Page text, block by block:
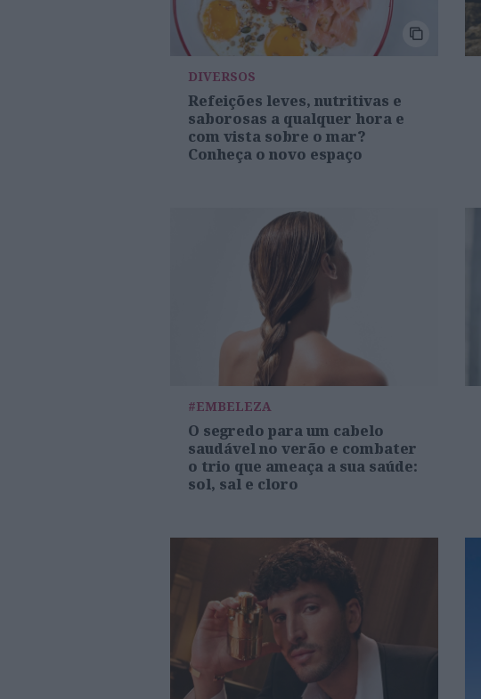
DIVERSOS
Refeições leves, nutritivas e
saborosas a qualquer hora e
com vista sobre o mar?
Conheça o novo espaço
#EMBELEZA
O segredo para um cabelo
saudável no verão e combater
o trio que ameaça a sua saúde:
sol, sal e cloro